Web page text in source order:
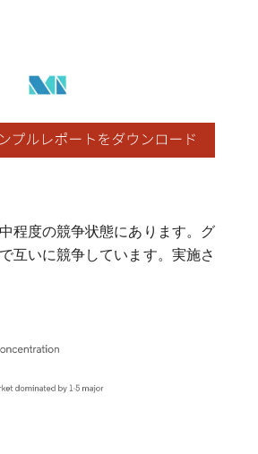
程度の競争状態にあります。グ
互いに競争しています。実施さ